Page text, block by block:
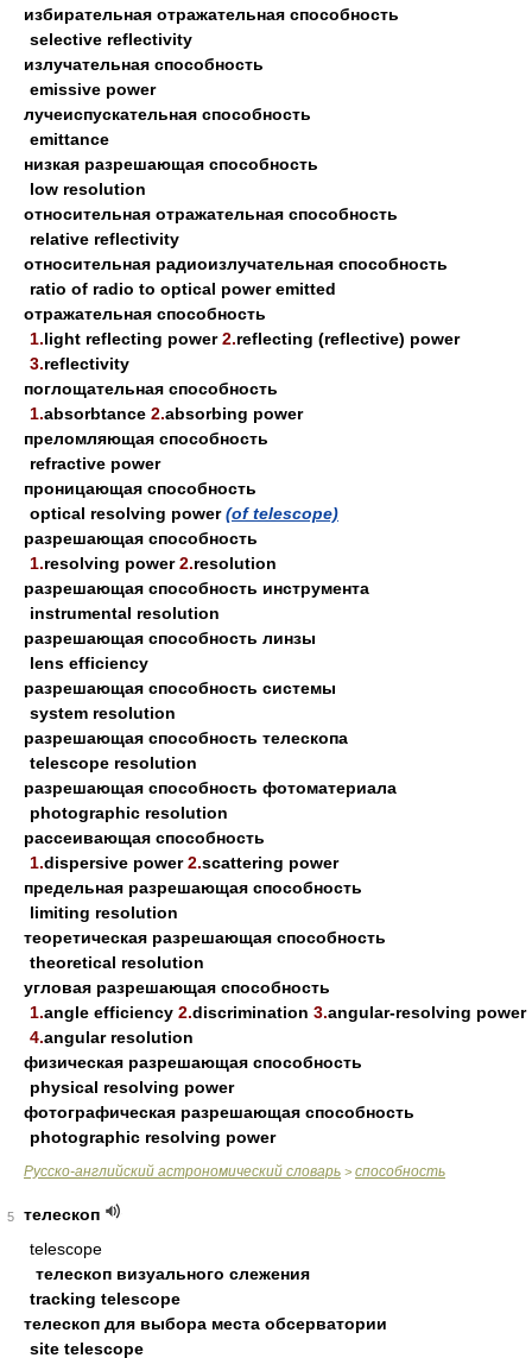
избирательная отражательная способность
selective reflectivity
излучательная способность
emissive power
лучеиспускательная способность
emittance
низкая разрешающая способность
low resolution
относительная отражательная способность
relative reflectivity
относительная радиоизлучательная способность
ratio of radio to optical power emitted
отражательная способность
1.light reflecting power2.reflecting (reflective) power
3.reflectivity
поглощательная способность
1.absorbtance 2.absorbing power
преломляющая способность
refractive power
проницающая способность
optical resolving power(of telescope)
разрешающая способность
1.resolving power2.resolution
разрешающая способность инструмента
instrumental resolution
разрешающая способность линзы
lens efficiency
разрешающая способность системы
system resolution
разрешающая способность телескопа
telescope resolution
разрешающая способность фотоматериала
photographic resolution
рассеивающая способность
1.dispersive power2.scattering power
предельная разрешающая способность
limiting resolution
теоретическая разрешающая способность
theoretical resolution
угловая разрешающая способность
1.angle efficiency 2.discrimination 3.angular-resolving power
4.angular resolution
физическая разрешающая способность
physical resolving power
фотографическая разрешающая способность
photographic resolving power
Русско-английский астрономический словарь > способность
5
телескоп
telescope
телескоп визуального слежения
tracking telescope
телескоп для выбора места обсерватории
site telescope